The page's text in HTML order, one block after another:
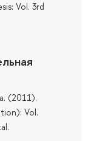
Vol. 3rd
(2011).
Vol.